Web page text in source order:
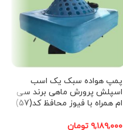
پمپ هواده سبک یک اسب
اسپلش پرورش ماهی برند سی
ام همراه با فیوز محافظ کد(57)
۹,۱۸۹,۰۰۰ تومان